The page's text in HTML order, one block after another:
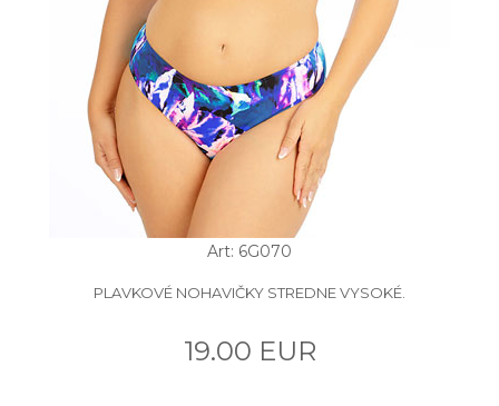
Art: 6G070
PLAVKOVÉ NOHAVIČKY STREDNE VYSOKÉ.
19.00 EUR